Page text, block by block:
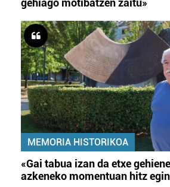
gehiago motibatzen zaitu»
MEMORIA HISTORIKOA
«Gai tabua izan da etxe
azkeneko momentuan hitz